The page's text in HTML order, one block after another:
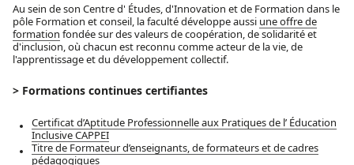
Au sein de son Centre d' Études, d'Innovation et de Formation dans le
pôle Formation et conseil, la faculté développe aussi une offre de
formation fondée sur des valeurs de coopération, de solidarité et
d'inclusion, où chacun est reconnu comme acteur de la vie, de
l'apprentissage et du développement collectif.
> Formations continues certifiantes
Certificat d’Aptitude Professionnelle aux Pratiques de l’ Éducation
Inclusive CAPPEI
Titre de Formateur d’enseignants, de formateurs et de cadres
pédagogiques